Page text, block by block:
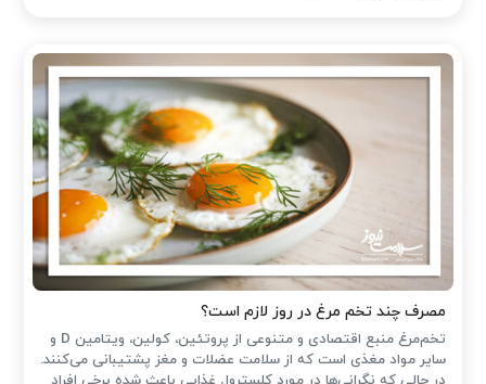
مصرف چند تخم مرغ در روز لازم است؟
تخم‌مرغ منبع اقتصادی و متنوعی از پروتئین، کولین، ویتامین D و
سایر مواد مغذی است که از سلامت عضلات و مغز پشتیبانی می‌کنند.